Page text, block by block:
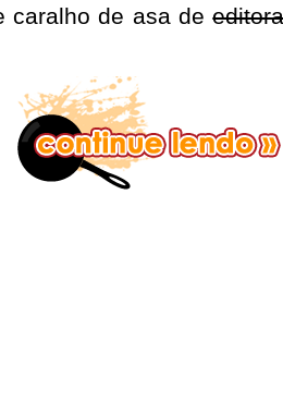
caralho de asa de